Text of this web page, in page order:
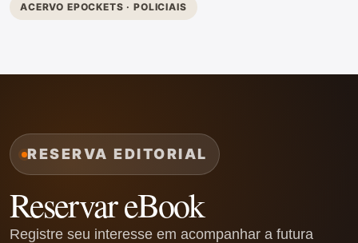
ACERVO EPOCKETS · POLICIAIS
RESERVA EDITORIAL
Reservar eBook
Registre seu interesse em acompanhar a futura